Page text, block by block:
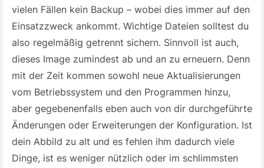
vielen Fällen kein Backup – wobei dies immer auf den
Einsatzzweck ankommt. Wichtige Dateien solltest du
also regelmäßig getrennt sichern. Sinnvoll ist auch,
dieses Image zumindest ab und an zu erneuern. Denn
mit der Zeit kommen sowohl neue Aktualisierungen
vom Betriebssystem und den Programmen hinzu,
aber gegebenenfalls eben auch von dir durchgeführte
Änderungen oder Erweiterungen der Konfiguration. Ist
dein Abbild zu alt und es fehlen ihm dadurch viele
Dinge, ist es weniger nützlich oder im schlimmsten